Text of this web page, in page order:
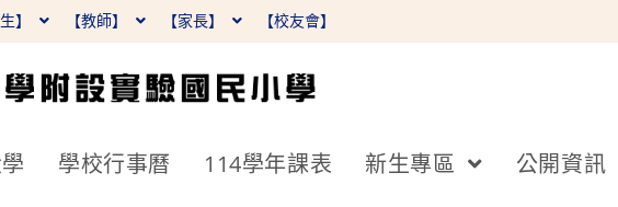
】 【教師】 【家長】 【校友會】
學校行事曆 114學年課表 新生專區 公開資訊